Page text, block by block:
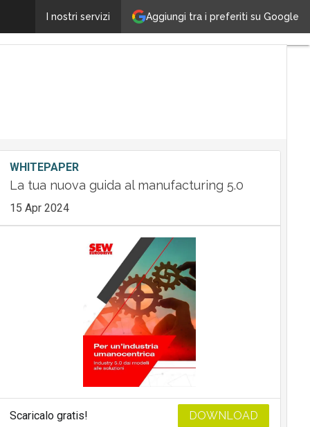
Aggiungi tra i preferiti su Google
I nostri servizi
Ecco com’è il nuovo Philips MomentumUltimi
articoli
Tech
WHITEPAPER
La tua nuova guida al manufacturing 5.0
15 Apr 2024
Scaricalo gratis! DOWNLOAD